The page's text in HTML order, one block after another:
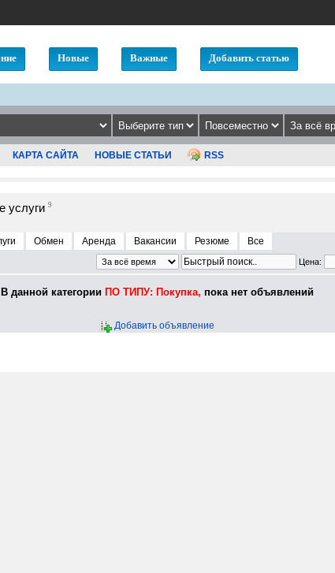
Новые Важные Добавить статью
КАРТА САЙТА НОВЫЕ СТАТЬИ RSS
услуги 9
Обмен Аренда Вакансии Резюме Все
Цена:
В данной категории ПО ТИПУ: Покупка, пока нет объявлений
Добавить объявление